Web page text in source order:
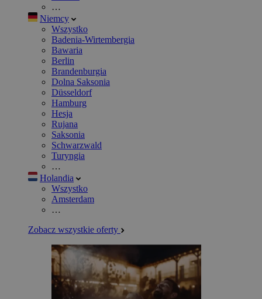
…
Niemcy
Wszystko
Badenia-Wirtembergia
Bawaria
Berlin
Brandenburgia
Dolna Saksonia
Düsseldorf
Hamburg
Hesja
Rujana
Saksonia
Schwarzwald
Turyngia
…
Holandia
Wszystko
Amsterdam
…
Zobacz wszystkie oferty